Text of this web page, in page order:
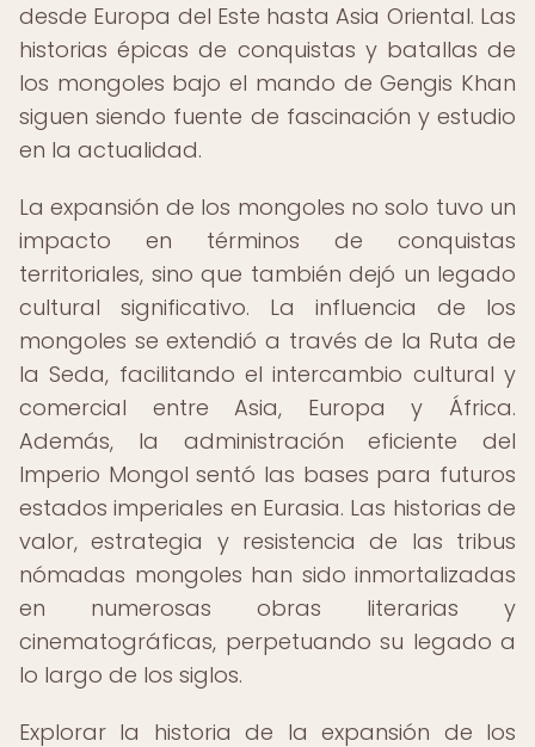
desde Europa del Este hasta Asia Oriental. Las
historias épicas de conquistas y batallas de
los mongoles bajo el mando de Gengis Khan
siguen siendo fuente de fascinación y estudio
en la actualidad.
La expansión de los mongoles no solo tuvo un
impacto en términos de conquistas
territoriales, sino que también dejó un legado
cultural significativo. La influencia de los
mongoles se extendió a través de la Ruta de
la Seda, facilitando el intercambio cultural y
comercial entre Asia, Europa y África.
Además, la administración eficiente del
Imperio Mongol sentó las bases para futuros
estados imperiales en Eurasia. Las historias de
valor, estrategia y resistencia de las tribus
nómadas mongoles han sido inmortalizadas
en numerosas obras literarias y
cinematográficas, perpetuando su legado a
lo largo de los siglos.
Explorar la historia de la expansión de los